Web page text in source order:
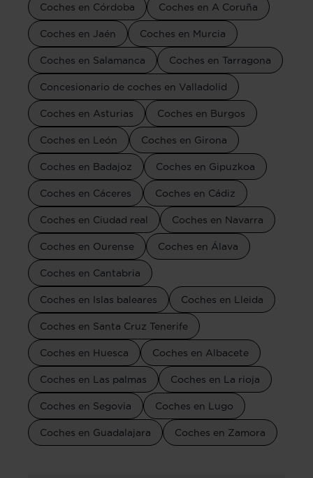
Coches en Córdoba Coches en A Coruña
Coches en Jaén Coches en Murcia
Coches en Salamanca Coches en Tarragona
Concesionario de coches en Valladolid
Coches en Asturias Coches en Burgos
Coches en León Coches en Girona
Coches en Badajoz Coches en Gipuzkoa
Coches en Cáceres Coches en Cádiz
Coches en Ciudad real Coches en Navarra
Coches en Ourense Coches en Álava
Coches en Cantabria
Coches en Islas baleares Coches en Lleida
Coches en Santa Cruz Tenerife
Coches en Huesca Coches en Albacete
Coches en Las palmas Coches en La rioja
Coches en Segovia Coches en Lugo
Coches en Guadalajara Coches en Zamora